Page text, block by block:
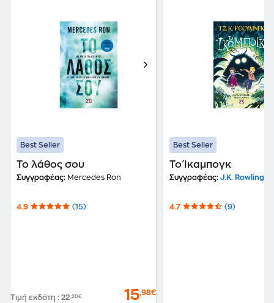
Best Seller
Το λάθος σου
Συγγραφέας: Mercedes Ron
4.9 (15)
Τιμή εκδότη : 22,20€ 15,98€
Best Seller
Το Ίκαμπογκ
Συγγραφέας: J.K. Rowling
4.7 (9)